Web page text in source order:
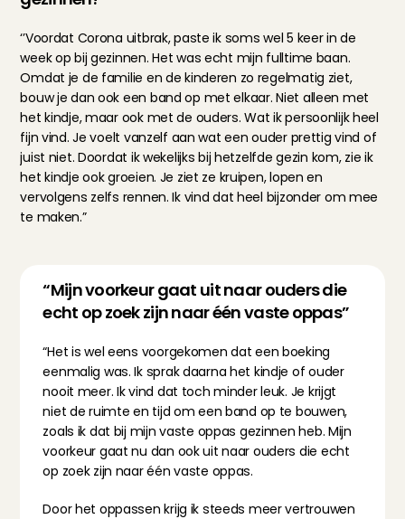
‘’Voordat Corona uitbrak, paste ik soms wel 5 keer in de
week op bij gezinnen. Het was echt mijn fulltime baan.
Omdat je de familie en de kinderen zo regelmatig ziet,
bouw je dan ook een band op met elkaar. Niet alleen met
het kindje, maar ook met de ouders. Wat ik persoonlijk heel
fijn vind. Je voelt vanzelf aan wat een ouder prettig vind of
juist niet. Doordat ik wekelijks bij hetzelfde gezin kom, zie ik
het kindje ook groeien. Je ziet ze kruipen, lopen en
vervolgens zelfs rennen. Ik vind dat heel bijzonder om mee
te maken.”
“Mijn voorkeur gaat uit naar ouders die
echt op zoek zijn naar één vaste oppas”
“Het is wel eens voorgekomen dat een boeking
eenmalig was. Ik sprak daarna het kindje of ouder
nooit meer. Ik vind dat toch minder leuk. Je krijgt
niet de ruimte en tijd om een band op te bouwen,
zoals ik dat bij mijn vaste oppas gezinnen heb. Mijn
voorkeur gaat nu dan ook uit naar ouders die echt
op zoek zijn naar één vaste oppas.
Door het oppassen krijg ik steeds meer vertrouwen